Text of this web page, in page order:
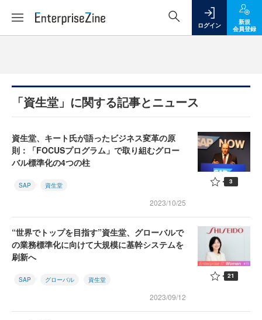
ログイン
新規
会員登録
「資生堂」に関する記事とニュース
資生堂、キート氏が語ったビジネス変革の原
則：「FOCUSプログラム」で取り組むグロー
バル標準化の4つの柱
SAP 資生堂
2023/10/25
3
“世界でトップを目指す”資生堂、グローバルで
の業務標準化に向けて大規模に基幹システムを
刷新へ
SAP グローバル 資生堂
2023/09/12
21